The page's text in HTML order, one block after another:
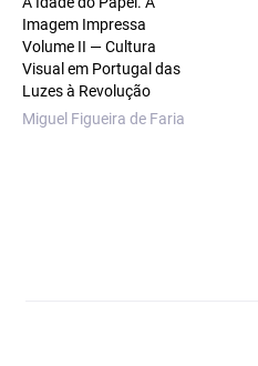
Imagem Impressa
Volume II — Cultura
Visual em Portugal das
Luzes à Revolução
Miguel Figueira de Faria